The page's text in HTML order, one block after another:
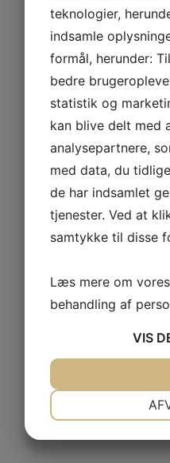
teknologier,
indsamle
formål, herunder:
bedre
statistik og
kan blive delt med
analysepartnere,
med data, du
de har indsamlet
tjenester. Ved at
samtykke til disse
Læs mere om
behandling af
VIS